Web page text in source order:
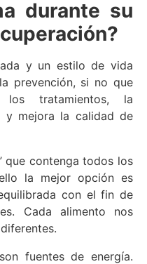
durante su
y un estilo de vida
prevención, si no que
tratamientos, la
y mejora la calidad de
que contenga todos los
la mejor opción es
con el fin de
Cada alimento nos
fuentes de energía.